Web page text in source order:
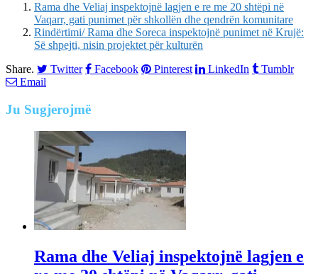
Rama dhe Veliaj inspektojnë lagjen e re me 20 shtëpi në
Vaqarr, gati punimet për shkollën dhe qendrën komunitare
Rindërtimi/ Rama dhe Soreca inspektojnë punimet në Krujë:
Së shpejti, nisin projektet për kulturën
Share.
Twitter Facebook Pinterest LinkedIn
Tumblr
Email
Ju Sugjerojmë
Rama dhe Veliaj inspektojnë lagjen e